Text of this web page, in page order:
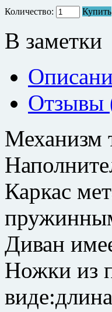
Количество: Купить
В заметки
Отзывы
Механизм
Каркас
Диван
Ножки из